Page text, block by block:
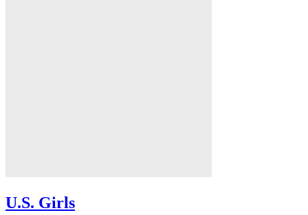
U.S. Girls